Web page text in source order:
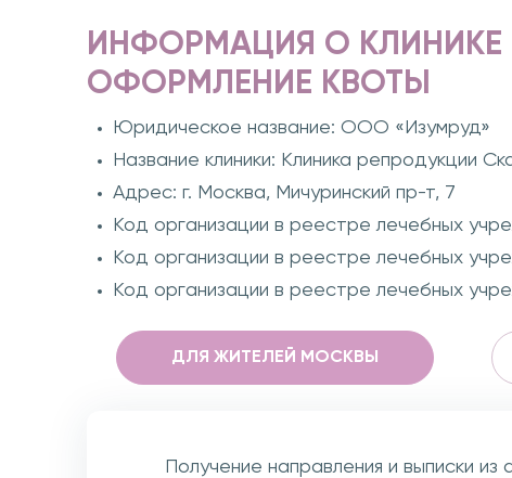
ИНФОРМАЦИЯ О КЛИНИКЕ
ОФОРМЛЕНИЕ КВОТЫ
Юридическое название: ООО «Изумруд»
Название клиники: Клиника репродукции
Адрес: г. Москва, Мичуринский пр-т, 7
Код организации в реестре лечебных
Код организации в реестре лечебных
Код организации в реестре лечебных
ДЛЯ ЖИТЕЛЕЙ МОСКВЫ
Получение направления и выписки